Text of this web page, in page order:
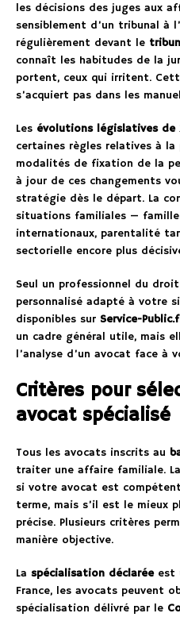
les décisions des juges aux
sensiblement d’un tribunal à
régulièrement devant le
connaît les habitudes de la
portent, ceux qui irritent.
s’acquiert pas dans les
Les évolutions législatives de
certaines règles relatives à
modalités de fixation de la
à jour de ces changements
stratégie dès le départ. La
situations familiales —
internationaux, parentalité
sectorielle encore plus
Seul un professionnel du
personnalisé adapté à votre
disponibles sur Service-
un cadre général utile, mais
l’analyse d’un avocat face à
Critères pour
avocat spécialisé
Tous les avocats inscrits au
traiter une affaire familiale.
si votre avocat est
terme, mais s’il est le mieux
précise. Plusieurs critères
manière objective.
La spécialisation déclaréeest
France, les avocats peuvent
spécialisation délivré par le